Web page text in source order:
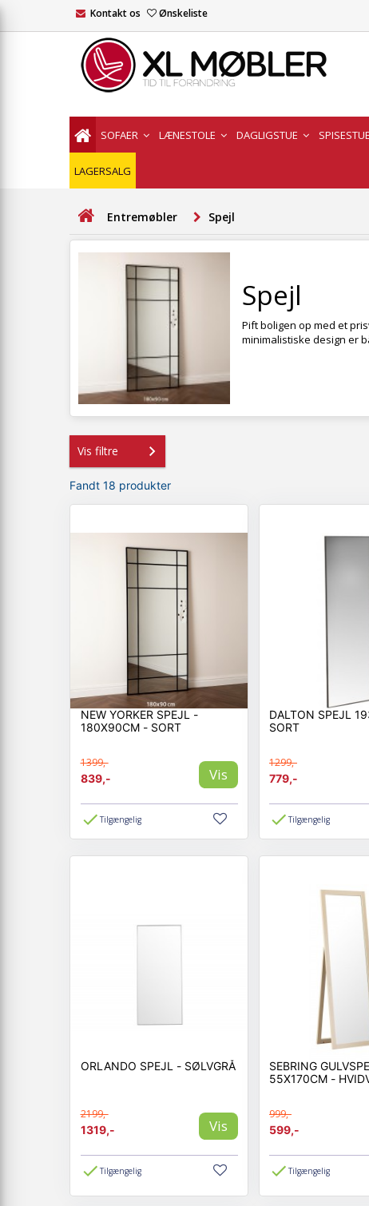
Kontakt os Ønskeliste
SOFAER LÆNESTOLE DAGLIGSTUE SPISESTUE
LAGERSALG
Entremøbler Spejl
Spejl
Pift boligen op med et
minimalistiske design er
Vis filtre
Fandt 18 produkter
NEW YORKER SPEJL -
180X90CM - SORT
1399,-
839,-
Vis
Tilgængelig
DALTON SPEJL 193X67CM -
SORT
1299,-
779,-
Tilgængelig
ORLANDO SPEJL - SØLVGRÅ
2199,-
1319,-
Vis
Tilgængelig
SEBRING
55X170CM -
999,-
599,-
Tilgængelig